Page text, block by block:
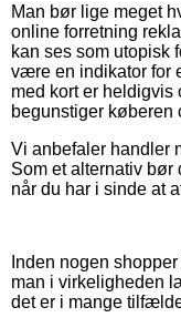
Man bør lige meget
online forretning
kan ses som utopisk
være en indikator for
med kort er heldigvis
begunstiger
Vi anbefaler handler
Som et alternativ bør
når du har i sinde at
Inden nogen
man i virkeligheden
det er i mange